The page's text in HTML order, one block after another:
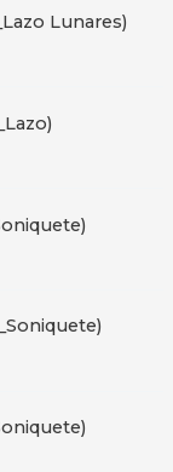
Lunares)